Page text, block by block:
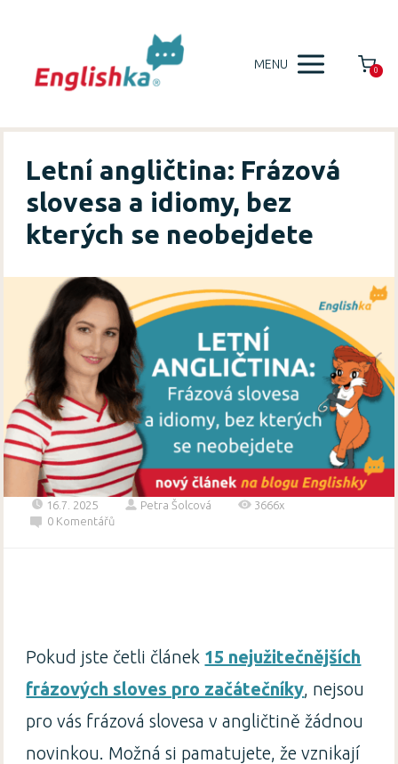
MENU 0
Letní angličtina: Frázová
slovesa a idiomy, bez
kterých se neobejdete
16.7. 2025 Petra Šolcová
3666x
0 Komentářů
Pokud jste četli článek 15 nejužitečnějších
frázových sloves pro začátečníky , nejsou
pro vás frázová slovesa v angličtině žádnou
novinkou. Možná si pamatujete, že vznikají